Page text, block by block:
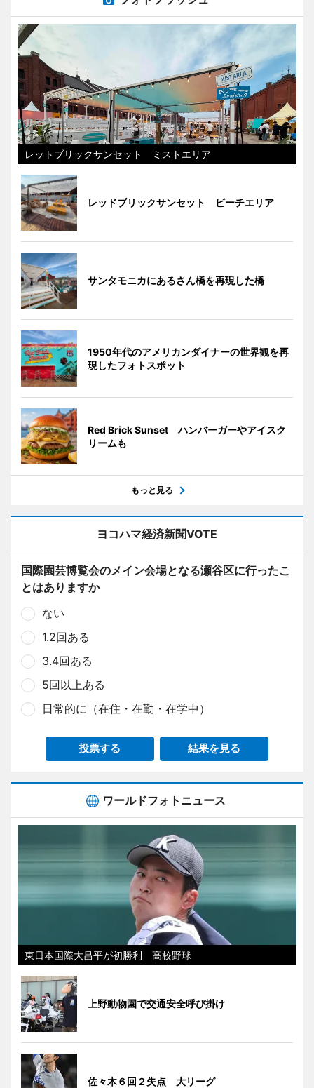
レットブリックサンセット ミストエリア
レッドブリックサンセット ビーチエリア
サンタモニカにあるさん橋を再現した橋
1950年代のアメリカンダイナーの世界観を再
現したフォトスポット
Red Brick Sunset ハンバーガーやアイスク
リームも
もっと見る
ヨコハマ経済新聞VOTE
国際園芸博覧会のメイン会場となる瀬谷区に行ったこ
とはありますか
ない
1.2回ある
3.4回ある
5回以上ある
日常的に（在住・在勤・在学中）
投票する 結果を見る
ワールドフォトニュース
東日本国際大昌平が初勝利 高校野球
上野動物園で交通安全呼び掛け
佐々木６回２失点 大リーグ